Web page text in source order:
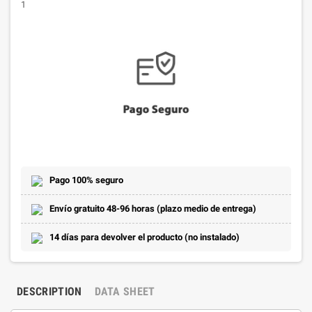
1
Pago 100% seguro
Envío gratuito 48-96 horas (plazo medio de entrega)
14 días para devolver el producto (no instalado)
DESCRIPTION DATA SHEET